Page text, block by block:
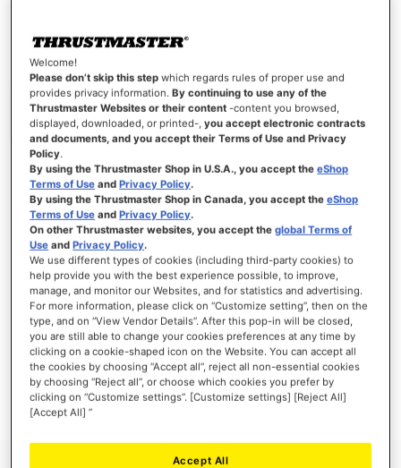
Passwort anzeigen
ANMELDEN
Passwort vergessen?
NEUE KUNDEN
Ihre Anmeldung hat viele Vorteile: schnellerer Bestellvorgang, speichern von mehreren
Adressen, Sendungsverfolgung und vieles mehr.
EIN KONTO ERSTELLEN
Welcome!
Please don’t skip this step which regards rules of proper use and
provides privacy information.By continuing to use any of the
Thrustmaster Websites or their content -content you browsed,
displayed, downloaded, or printed-,you accept electronic contracts
and documents, and you accept their Terms of Use and Privacy
Policy.
By using the Thrustmaster Shop in U.S.A., you accept theeShop
Terms of Use andPrivacy Policy.
By using the Thrustmaster Shop in Canada, you accept theeShop
Terms of Use andPrivacy Policy.
On other Thrustmaster websites, you accept theglobal Terms of
Use andPrivacy Policy.
We use different types of cookies (including third-party cookies) to
help provide you with the best experience possible, to improve,
manage, and monitor our Websites, and for statistics and advertising.
For more information, please click on “Customize setting”, then on the
type, and on “View Vendor Details”. After this pop-in will be closed,
you are still able to change your cookies preferences at any time by
clicking on a cookie-shaped icon on the Website. You can accept all
the cookies by choosing “Accept all”, reject all non-essential cookies
by choosing “Reject all”, or choose which cookies you prefer by
clicking on “Customize settings”. [Customize settings] [Reject All]
[Accept All] ”
Accept All